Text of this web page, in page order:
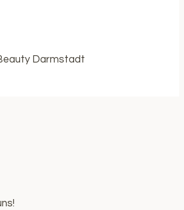
Darmstadt